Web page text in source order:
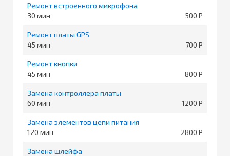
Ремонт встроенного микрофона
30
500
Ремонт платы GPS
45
700
Ремонт кнопки
45
800
Замена контроллера платы
60
1200
Замена элементов цепи питания
120
2800
Замена шлейфа